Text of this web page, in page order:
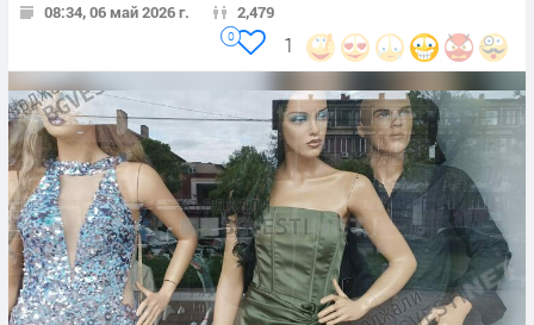
08:34, 06 май 2026 г. 2,479
1
0